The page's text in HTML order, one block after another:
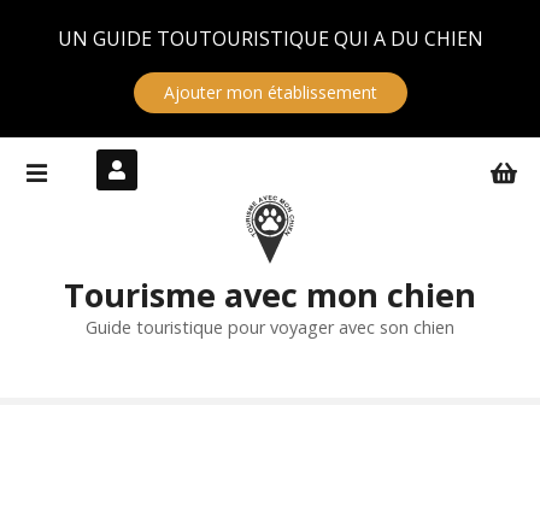
UN GUIDE TOUTOURISTIQUE QUI A DU CHIEN
Ajouter mon établissement
Tourisme avec mon chien
Guide touristique pour voyager avec son chien